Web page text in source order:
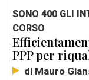
SONO 400 GLI
CORSO
PPP per
di Mauro